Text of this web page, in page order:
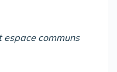
espace communs